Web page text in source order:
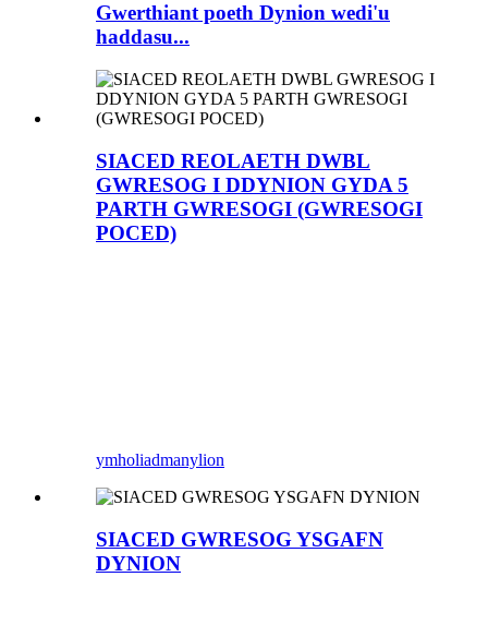
Gwerthiant poeth Dynion wedi'u
haddasu...
SIACED REOLAETH DWBL
GWRESOG I DDYNION GYDA 5
PARTH GWRESOGI (GWRESOGI
POCED)
ymholiadmanylion
SIACED GWRESOG YSGAFN
DYNION